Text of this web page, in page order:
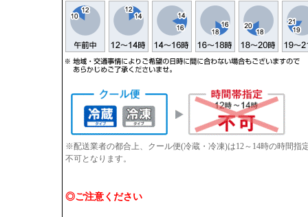
※配送業者の都合上、クール便(冷蔵・冷凍)は12～14時の時間
不可となります。
◎ご注意ください